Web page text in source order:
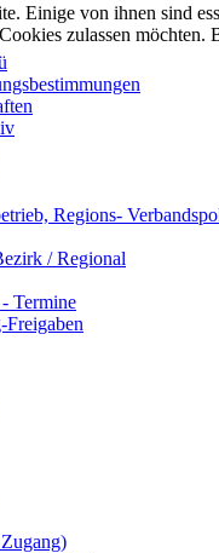
Regions-
/ Regional
Termine
Freigaben
Einige von ihnen sind
zulassen